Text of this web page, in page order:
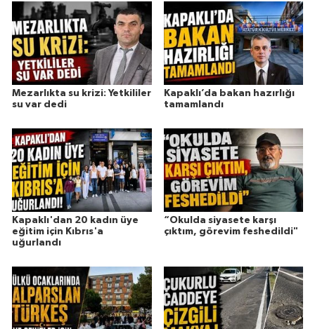
Mezarlıkta su krizi: Yetkililer
su var dedi
Kapaklı’da bakan hazırlığı
tamamlandı
Kapaklı'dan 20 kadın üye
eğitim için Kıbrıs'a
uğurlandı
“Okulda siyasete karşı
çıktım, görevim feshedildi"